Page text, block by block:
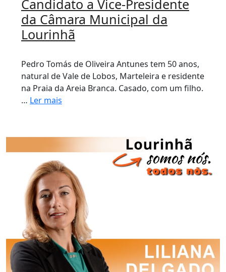
Candidato a Vice-Presidente
da Câmara Municipal da
Lourinhã
Pedro Tomás de Oliveira Antunes tem 50 anos,
natural de Vale de Lobos, Marteleira e residente
na Praia da Areia Branca. Casado, com um filho.
… Ler mais